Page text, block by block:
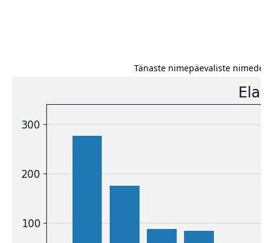
Tänaste nimepäevaliste nimede